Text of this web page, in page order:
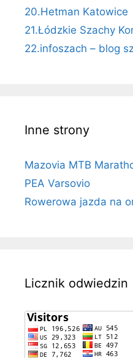
20.Hetman Katowice
21.Łódzkie Szachy
22.infoszach – blog
Inne strony
Mazovia MTB
PEA Varsovio
Rowerowa jazda na
Licznik odwiedzin